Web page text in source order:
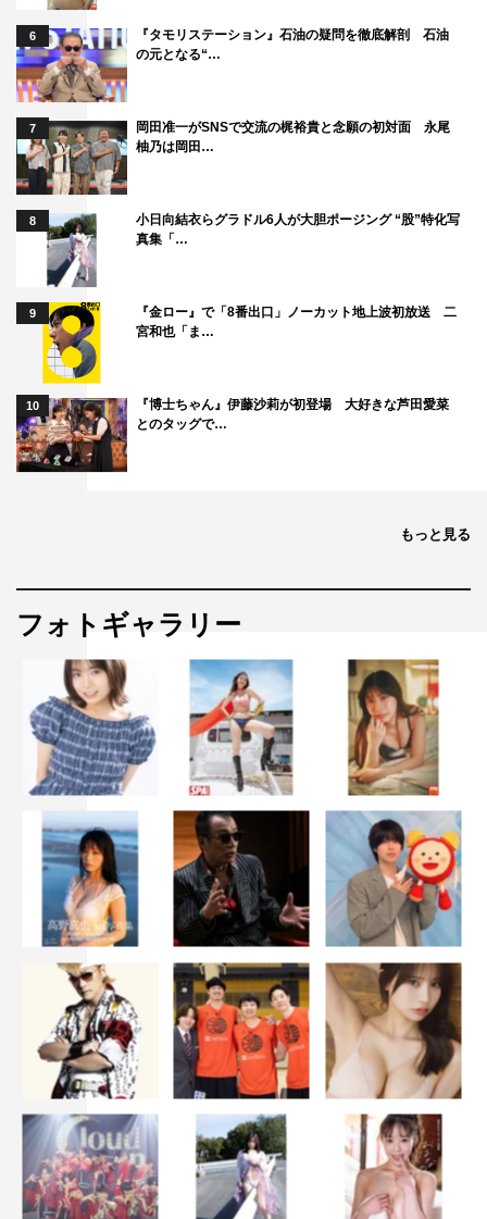
6
『タモリステーション』石油の疑問を徹底解剖 石油
の元となる“…
7
岡田准一がSNSで交流の梶裕貴と念願の初対面 永尾
柚乃は岡田…
8
小日向結衣らグラドル6人が大胆ポージング “股”特化写
真集「…
9
『金ロー』で「8番出口」ノーカット地上波初放送 二
宮和也「ま…
10
『博士ちゃん』伊藤沙莉が初登場 大好きな芦田愛菜
とのタッグで…
もっと見る
フォトギャラリー